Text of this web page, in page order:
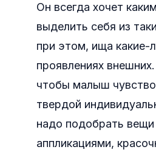
Он всегда хочет
выделить себя из
при этом, ища какие-
проявлениях
чтобы малыш
твердой
надо подобрать
аппликациями,